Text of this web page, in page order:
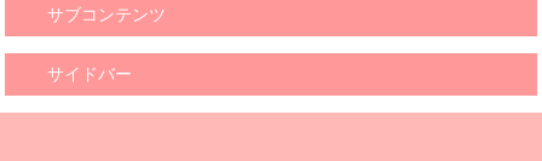
サブコンテンツ
サイドバー